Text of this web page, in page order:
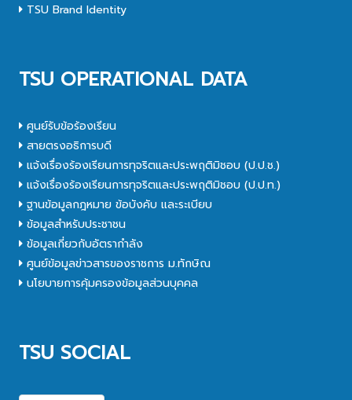
TSU Brand Identity
TSU OPERATIONAL DATA
ศูนย์รับข้อร้องเรียน
สายตรงอธิการบดี
แจ้งเรื่องร้องเรียนการทุจริตและประพฤติมิชอบ (ป.ป.ช.)
แจ้งเรื่องร้องเรียนการทุจริตและประพฤติมิชอบ (ป.ป.ท.)
ฐานข้อมูลกฎหมาย ข้อบังคับ และระเบียบ
ข้อมูลสำหรับประชาชน
ข้อมูลเกี่ยวกับอัตรากำลัง
ศูนย์ข้อมูลข่าวสารของราชการ ม.ทักษิณ
นโยบายการคุ้มครองข้อมูลส่วนบุคคล
TSU SOCIAL